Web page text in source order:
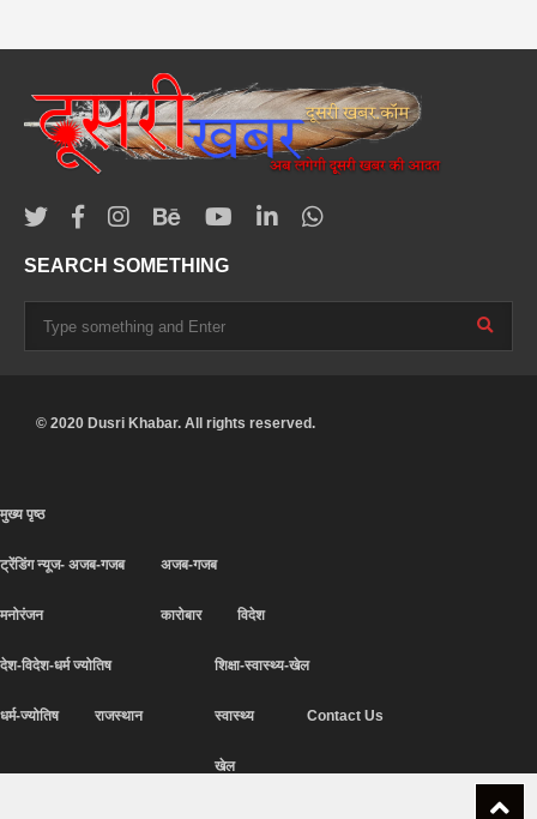
SEARCH SOMETHING
© 2020 Dusri Khabar. All rights reserved.
मुख्य पृष्ठ
ट्रेंडिंग न्यूज- अजब-गजब
मनोरंजन
अजब-गजब
कारोबार विदेश
देश-विदेश-धर्म ज्योतिष
धर्म-ज्योतिष राजस्थान
शिक्षा-स्वास्थ्य-खेल
स्वास्थ्य
खेल
Contact Us